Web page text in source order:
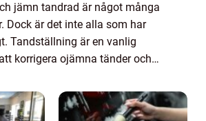
jämn tandrad är något många
Dock är det inte alla som har
Tandställning är en vanlig
korrigera ojämna tänder och